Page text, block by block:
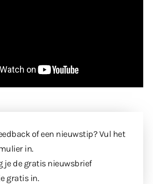
of een nieuwstip? Vul het
in.
je de gratis nieuwsbrief
gratis in.